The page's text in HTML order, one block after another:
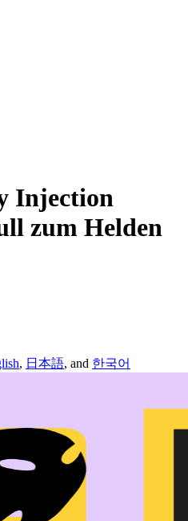
Injection
zum Helden
, 日本語, and 한국어